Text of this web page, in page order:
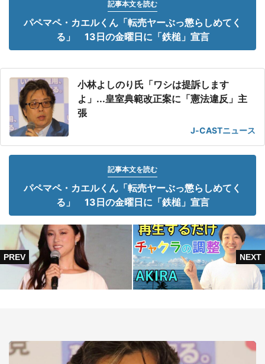
記事本文を読む
パペマペ・カエルくん「転売ヤーぶっ懲らしめてく
る」 13日の金曜日に「鉄槌」宣言
小林よしのり氏「ワシは提訴します
よ」...皇室典範改正案に「憲法違反」主
張
J-CASTニュース
記事本文を読む
パペマペ・カエルくん「転売ヤーぶっ懲らしめてく
る」 13日の金曜日に「鉄槌」宣言